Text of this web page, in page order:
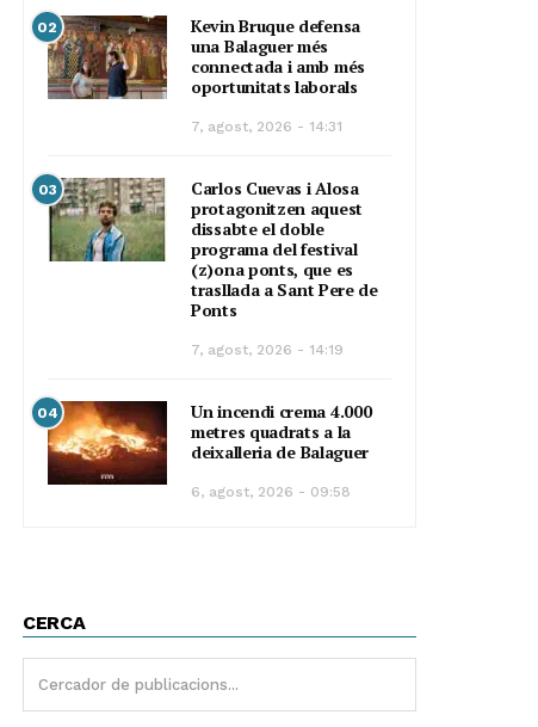
02
Kevin Bruque defensa
una Balaguer més
connectada i amb més
oportunitats laborals
7, agost, 2026 - 14:31
03
Carlos Cuevas i Alosa
protagonitzen aquest
dissabte el doble
programa del festival
(z)ona ponts, que es
trasllada a Sant Pere de
Ponts
7, agost, 2026 - 14:19
04
Un incendi crema 4.000
metres quadrats a la
deixalleria de Balaguer
6, agost, 2026 - 09:58
CERCA